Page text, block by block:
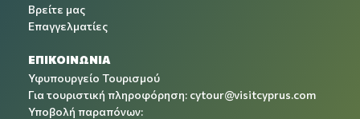
Βρείτε μας
Επαγγελματίες
ΕΠΙΚΟΙΝΩΝΙΑ
Υφυπουργείο Τουρισμού
Για τουριστική πληροφόρηση: cytour@visitcyprus.com
Υποβολή παραπόνων: